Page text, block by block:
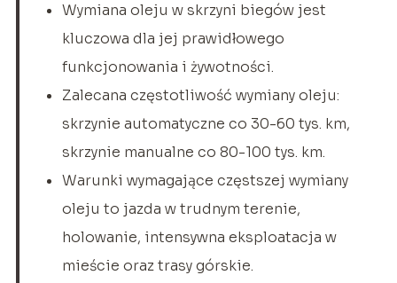
Wymiana oleju w skrzyni biegów jest
kluczowa dla jej prawidłowego
funkcjonowania i żywotności.
Zalecana częstotliwość wymiany oleju:
skrzynie automatyczne co 30-60 tys. km,
skrzynie manualne co 80-100 tys. km.
Warunki wymagające częstszej wymiany
oleju to jazda w trudnym terenie,
holowanie, intensywna eksploatacja w
mieście oraz trasy górskie.